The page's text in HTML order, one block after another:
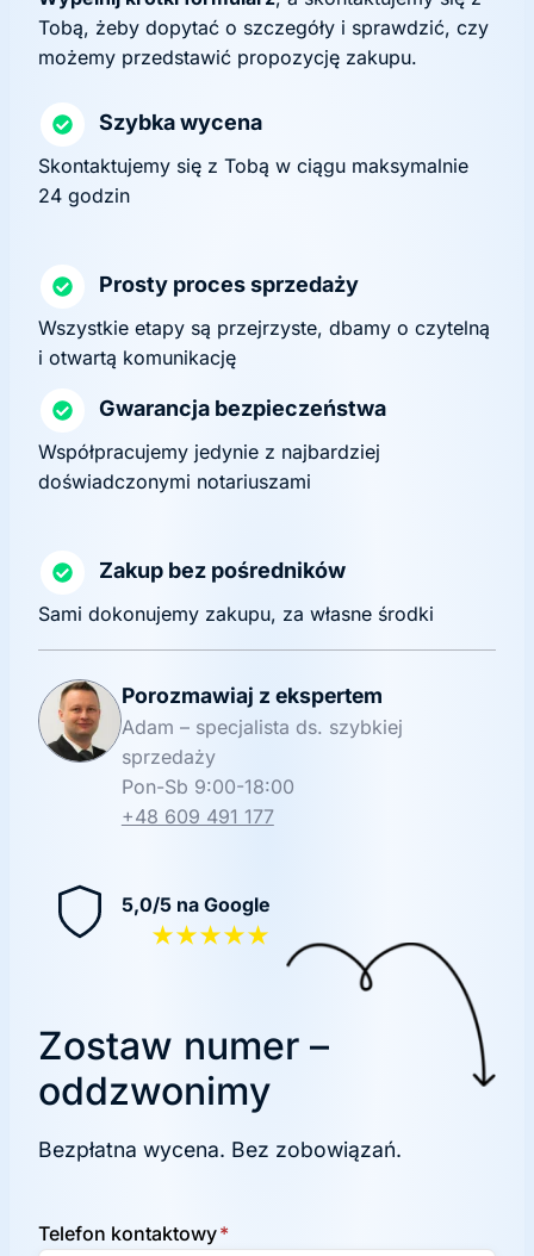
Tobą, żeby dopytać o szczegóły i sprawdzić, czy
możemy przedstawić propozycję zakupu.
Szybka wycena
Skontaktujemy się z Tobą w ciągu maksymalnie
24 godzin
Prosty proces sprzedaży
Wszystkie etapy są przejrzyste, dbamy o czytelną
i otwartą komunikację
Gwarancja bezpieczeństwa
Współpracujemy jedynie z najbardziej
doświadczonymi notariuszami
Zakup bez pośredników
Sami dokonujemy zakupu, za własne środki
Porozmawiaj z ekspertem
Adam – specjalista ds. szybkiej
sprzedaży
Pon-Sb 9:00-18:00
+48 609 491 177
5,0/5 na Google
★★★★★
Zostaw numer –
oddzwonimy
Bezpłatna wycena. Bez zobowiązań.
Telefon kontaktowy*